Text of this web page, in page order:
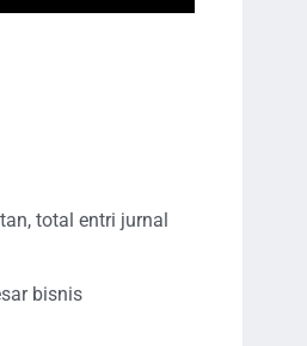
total entri jurnal
bisnis